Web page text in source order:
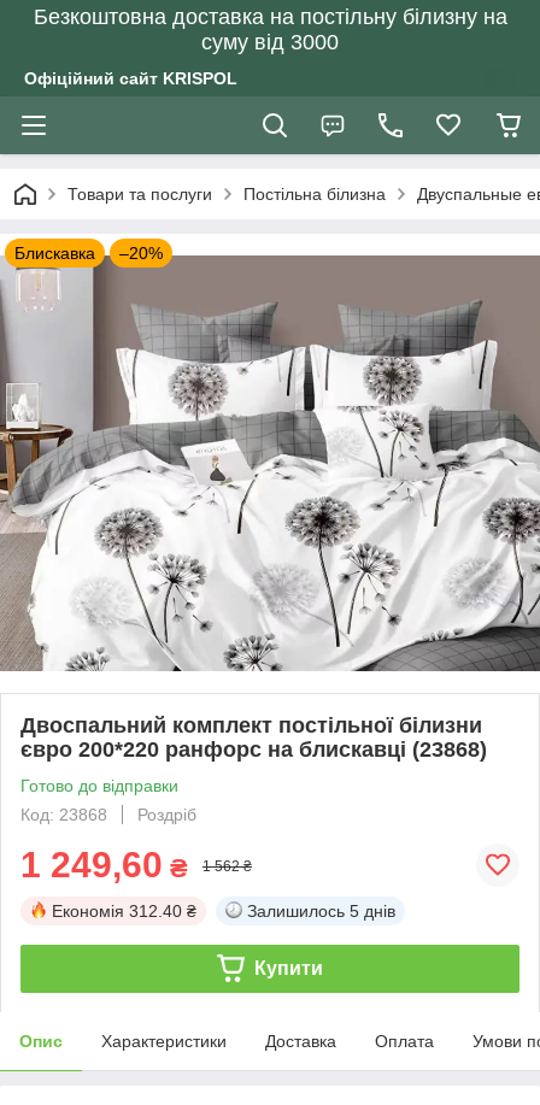
Безкоштовна доставка на постільну білизну на
суму від 3000
Офіційний сайт KRISPOL
Товари та послуги Постільна білизна Двуспальные
Блискавка –20%
Двоспальний комплект постільної білизни
євро 200*220 ранфорс на блискавці (23868)
Готово до відправки
Код: 23868
Роздріб
1 249,60 ₴ 1 562 ₴
Економія 312.40 ₴ Залишилось 5 днів
Купити
Опис Характеристики Доставка Оплата Умови